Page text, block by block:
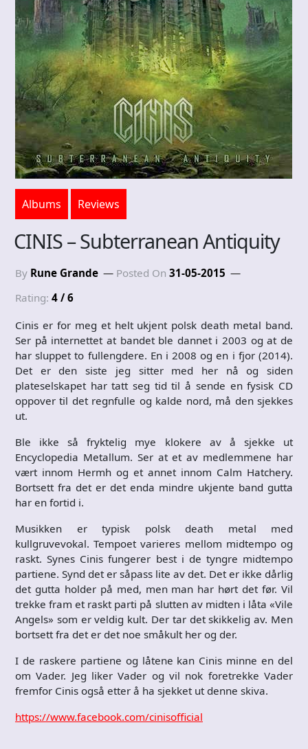
Albums Reviews
CINIS – Subterranean Antiquity
By Rune Grande Posted On 31-05-2015
Rating: 4 / 6
Cinis er for meg et helt ukjent polsk death metal band.
Ser på internettet at bandet ble dannet i 2003 og at de
har sluppet to fullengdere. En i 2008 og en i fjor (2014).
Det er den siste jeg sitter med her nå og siden
plateselskapet har tatt seg tid til å sende en fysisk CD
oppover til det regnfulle og kalde nord, må den sjekkes
ut.
Ble ikke så fryktelig mye klokere av å sjekke ut
Encyclopedia Metallum. Ser at et av medlemmene har
vært innom Hermh og et annet innom Calm Hatchery.
Bortsett fra det er det enda mindre ukjente band gutta
har en fortid i.
Musikken er typisk polsk death metal med
kullgruvevokal. Tempoet varieres mellom midtempo og
raskt. Synes Cinis fungerer best i de tyngre midtempo
partiene. Synd det er såpass lite av det. Det er ikke dårlig
det gutta holder på med, men man har hørt det før. Vil
trekke fram et raskt parti på slutten av midten i låta «Vile
Angels» som er veldig kult. Der tar det skikkelig av. Men
bortsett fra det er det noe småkult her og der.
I de raskere partiene og låtene kan Cinis minne en del
om Vader. Jeg liker Vader og vil nok foretrekke Vader
fremfor Cinis også etter å ha sjekket ut denne skiva.
https://www.facebook.com/cinisofficial